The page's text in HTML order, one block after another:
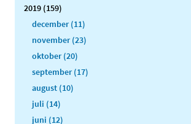
2019 (159)
december (11)
november (23)
oktober (20)
september (17)
august (10)
juli (14)
juni (12)